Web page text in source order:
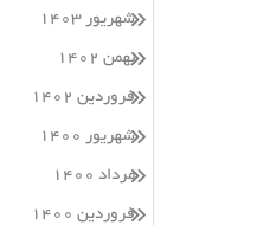
شهریور ۱۴۰۳
بهمن ۱۴۰۲
فروردین ۱۴۰۲
شهریور ۱۴۰۰
مرداد ۱۴۰۰
فروردین ۱۴۰۰